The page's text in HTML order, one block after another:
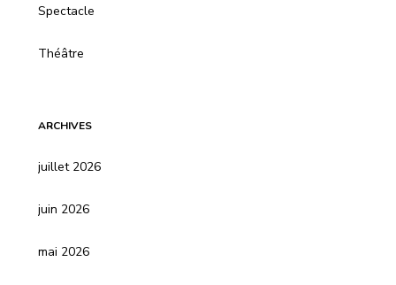
Spectacle
Théâtre
ARCHIVES
juillet 2026
juin 2026
mai 2026